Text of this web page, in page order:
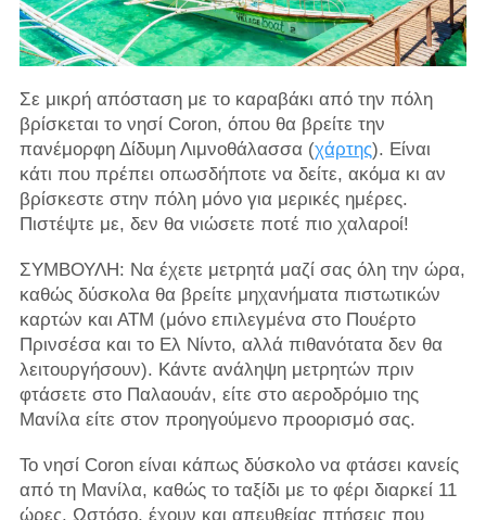
Σε μικρή απόσταση με το καραβάκι από την πόλη
βρίσκεται το νησί Coron, όπου θα βρείτε την
πανέμορφη Δίδυμη Λιμνοθάλασσα (χάρτης). Είναι
κάτι που πρέπει οπωσδήποτε να δείτε, ακόμα κι αν
βρίσκεστε στην πόλη μόνο για μερικές ημέρες.
Πιστέψτε με, δεν θα νιώσετε ποτέ πιο χαλαροί!
ΣΥΜΒΟΥΛΗ: Να έχετε μετρητά μαζί σας όλη την ώρα,
καθώς δύσκολα θα βρείτε μηχανήματα πιστωτικών
καρτών και ΑΤΜ (μόνο επιλεγμένα στο Πουέρτο
Πρινσέσα και το Ελ Νίντο, αλλά πιθανότατα δεν θα
λειτουργήσουν). Κάντε ανάληψη μετρητών πριν
φτάσετε στο Παλαουάν, είτε στο αεροδρόμιο της
Μανίλα είτε στον προηγούμενο προορισμό σας.
Το νησί Coron είναι κάπως δύσκολο να φτάσει κανείς
από τη Μανίλα, καθώς το ταξίδι με το φέρι διαρκεί 11
ώρες. Ωστόσο, έχουν και απευθείας πτήσεις που